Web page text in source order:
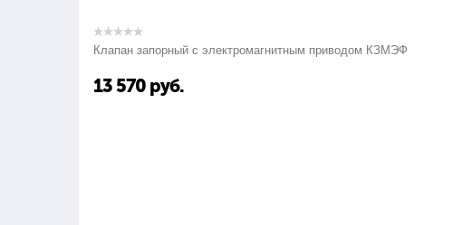
Клапан запорный с электромагнитным приводом КЗМЭФ
13 570 руб.